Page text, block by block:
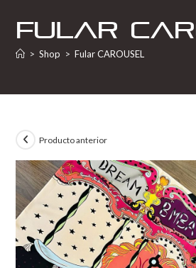
Fular
> Shop > Fular CAROUSEL
Producto anterior